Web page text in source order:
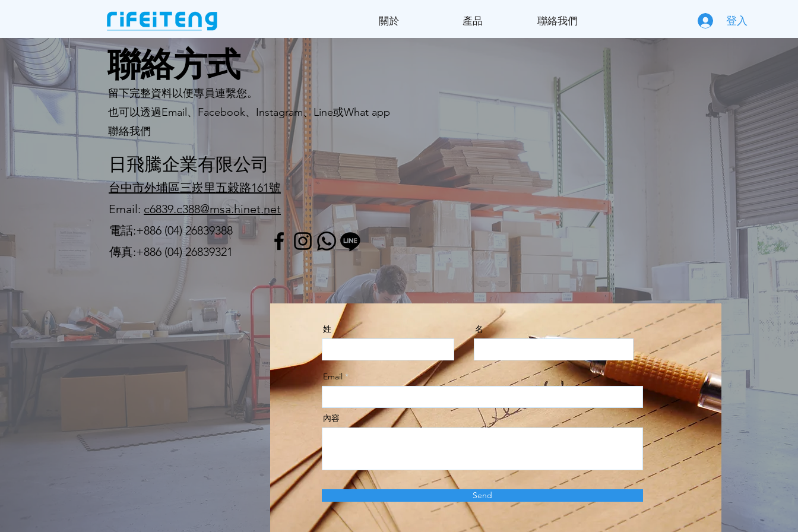
關於 產品 聯絡我們 登入
聯絡方式
留下完整資料以便專員連繫您。
也可以透過Email、Facebook、Instagram、Line或What app
聯絡我們
日飛騰企業有限公司
​台中市外埔區三崁里五穀路161號
Email: c6839.c388@msa.hinet.net
電話:+886 (04) 26839388​
傳真:+886 (04) 26839321
姓 名
Email
內容
Send